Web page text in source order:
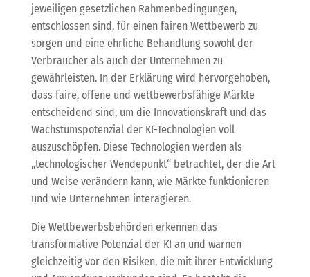
jeweiligen gesetzlichen Rahmenbedingungen,
entschlossen sind, für einen fairen Wettbewerb zu
sorgen und eine ehrliche Behandlung sowohl der
Verbraucher als auch der Unternehmen zu
gewährleisten. In der Erklärung wird hervorgehoben,
dass faire, offene und wettbewerbsfähige Märkte
entscheidend sind, um die Innovationskraft und das
Wachstumspotenzial der KI-Technologien voll
auszuschöpfen. Diese Technologien werden als
„technologischer Wendepunkt“ betrachtet, der die Art
und Weise verändern kann, wie Märkte funktionieren
und wie Unternehmen interagieren.
Die Wettbewerbsbehörden erkennen das
transformative Potenzial der KI an und warnen
gleichzeitig vor den Risiken, die mit ihrer Entwicklung